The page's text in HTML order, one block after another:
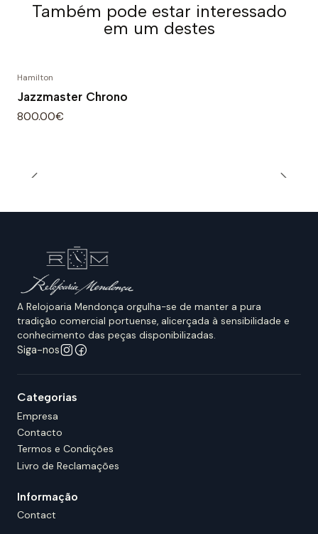
Também pode estar interessado
em um destes
Hamilton
Jazzmaster Chrono
800.00€
A Relojoaria Mendonça orgulha-se de manter a pura
tradição comercial portuense, alicerçada à sensibilidade e
conhecimento das peças disponibilizadas.
Siga-nos
Categorias
Empresa
Contacto
Termos e Condições
Livro de Reclamações
Informação
Contact